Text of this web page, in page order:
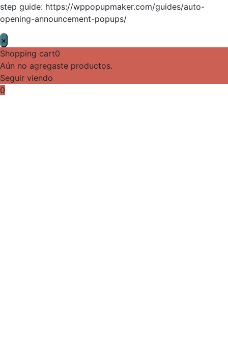
step guide: https://wppopupmaker.com/guides/auto-
opening-announcement-popups/
×
Shopping cart0
Aún no agregaste productos.
Seguir viendo
0